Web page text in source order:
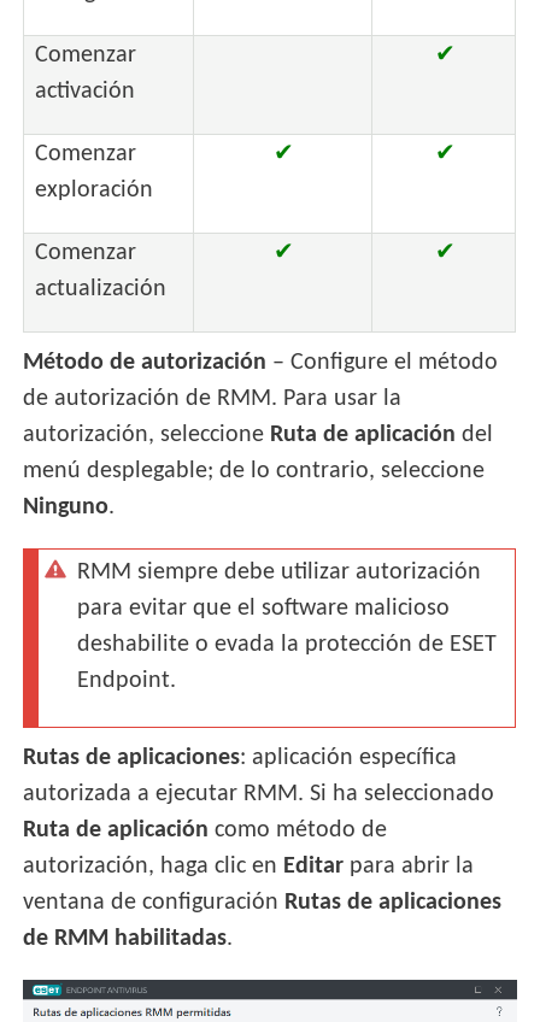
Comenzar
activación
✔
Comenzar
exploración
✔ ✔
Comenzar
actualización
✔ ✔
Método de autorización – Configure el método
de autorización de RMM. Para usar la
autorización, seleccione Ruta de aplicación del
menú desplegable; de lo contrario, seleccione
Ninguno.
RMM siempre debe utilizar autorización
para evitar que el software malicioso
deshabilite o evada la protección de ESET
Endpoint.
Rutas de aplicaciones: aplicación específica
autorizada a ejecutar RMM. Si ha seleccionado
Ruta de aplicación como método de
autorización, haga clic en Editar para abrir la
ventana de configuración Rutas de aplicaciones
de RMM habilitadas.